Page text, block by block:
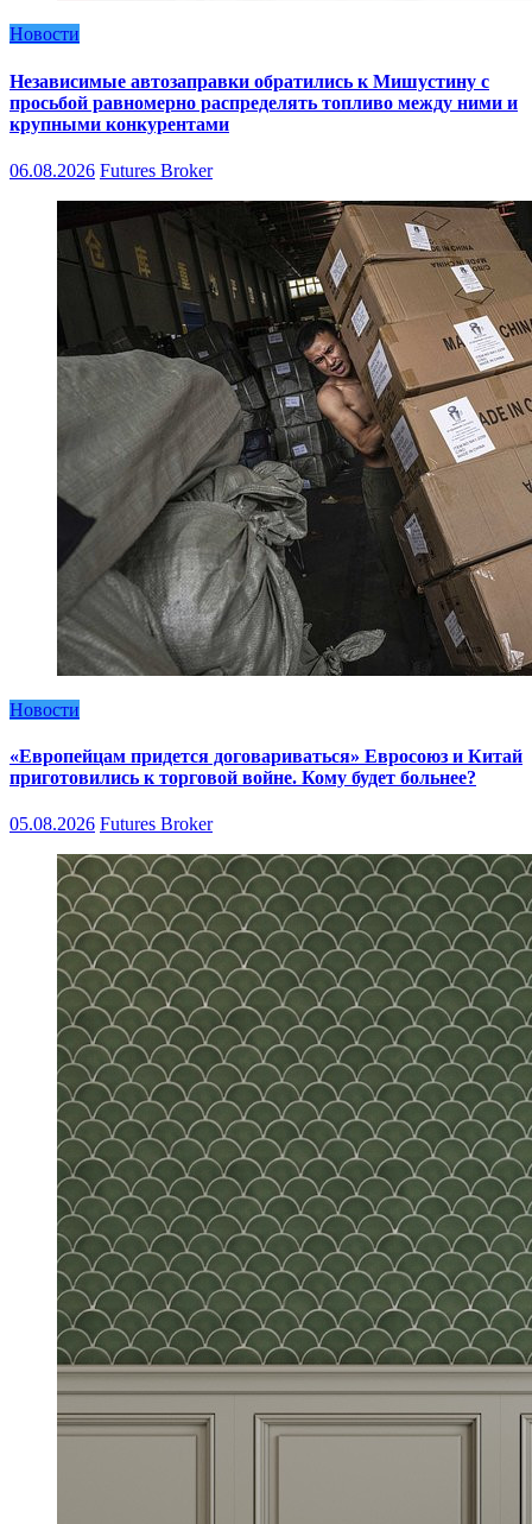
Новости
Независимые автозаправки обратились к Мишустину с
просьбой равномерно распределять топливо между ними и
крупными конкурентами
06.08.2026 Futures Broker
Новости
«Европейцам придется договариваться» Евросоюз и Китай
приготовились к торговой войне. Кому будет больнее?
05.08.2026 Futures Broker